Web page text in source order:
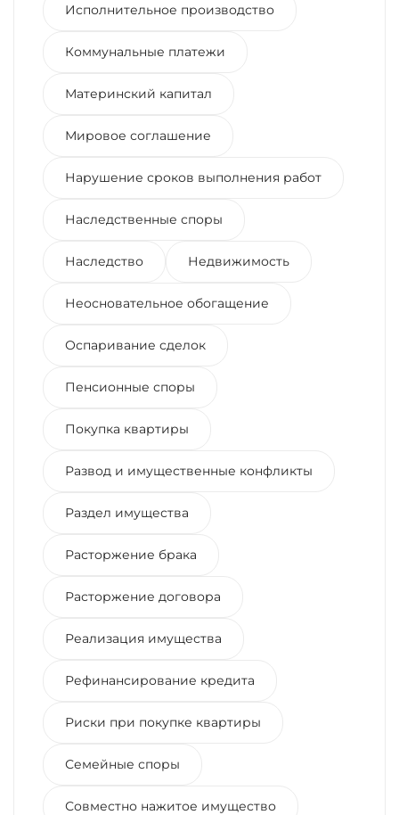
Исполнительное производство
Коммунальные платежи
Материнский капитал
Мировое соглашение
Нарушение сроков выполнения работ
Наследственные споры
Наследство Недвижимость
Неосновательное обогащение
Оспаривание сделок
Пенсионные споры
Покупка квартиры
Развод и имущественные конфликты
Раздел имущества
Расторжение брака
Расторжение договора
Реализация имущества
Рефинансирование кредита
Риски при покупке квартиры
Семейные споры
Совместно нажитое имущество